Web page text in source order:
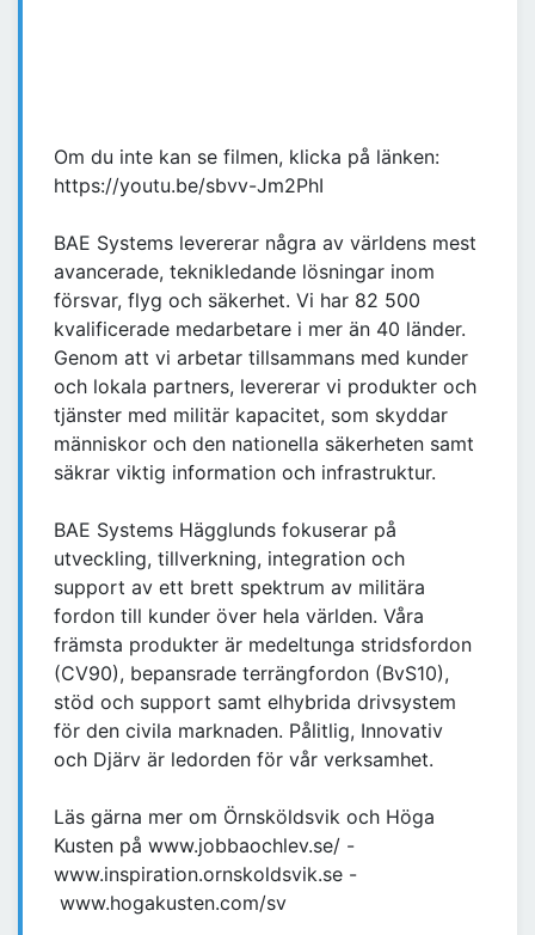
Om du inte kan se filmen, klicka på länken:
https://youtu.be/sbvv-Jm2PhI
BAE Systems levererar några av världens mest
avancerade, teknikledande lösningar inom
försvar, flyg och säkerhet. Vi har 82 500
kvalificerade medarbetare i mer än 40 länder.
Genom att vi arbetar tillsammans med kunder
och lokala partners, levererar vi produkter och
tjänster med militär kapacitet, som skyddar
människor och den nationella säkerheten samt
säkrar viktig information och infrastruktur.
BAE Systems Hägglunds fokuserar på
utveckling, tillverkning, integration och
support av ett brett spektrum av militära
fordon till kunder över hela världen. Våra
främsta produkter är medeltunga stridsfordon
(CV90), bepansrade terrängfordon (BvS10),
stöd och support samt elhybrida drivsystem
för den civila marknaden. Pålitlig, Innovativ
och Djärv är ledorden för vår verksamhet.
Läs gärna mer om Örnsköldsvik och Höga
Kusten på www.jobbaochlev.se/ -
www.inspiration.ornskoldsvik.se -
www.hogakusten.com/sv